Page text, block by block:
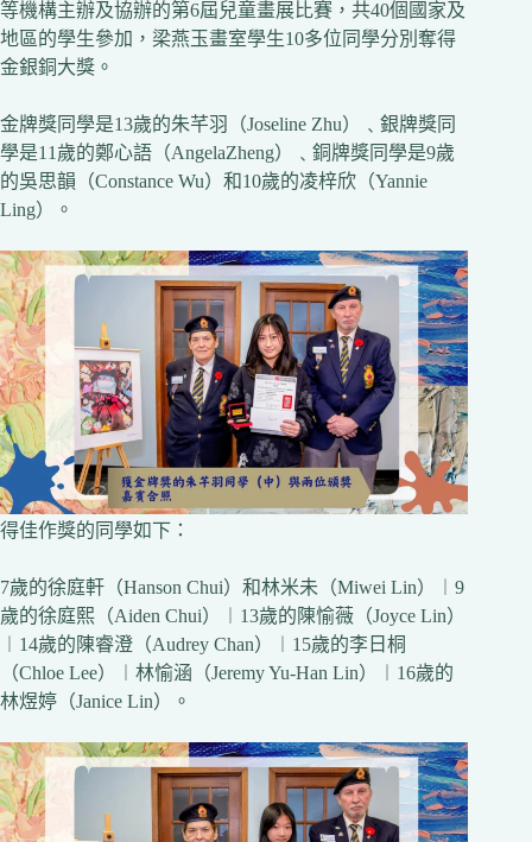
等機構主辦及協辦的第6屆兒童畫展比賽，共40個國家及
地區的學生參加，梁燕玉畫室學生10多位同學分別奪得
金銀銅大獎。
金牌獎同學是13歲的朱芊羽（Joseline Zhu）﹑銀牌獎同
學是11歲的鄭心語（AngelaZheng）﹑銅牌獎同學是9歲
的吳思韻（Constance Wu）和10歲的凌梓欣（Yannie
Ling）。
得佳作獎的同學如下：
7歲的徐庭軒（Hanson Chui）和林米未（Miwei Lin）︱9
歲的徐庭熙（Aiden Chui）︱13歲的陳愉薇（Joyce Lin）
︱14歲的陳睿澄（Audrey Chan）︱15歲的李日桐
（Chloe Lee）︱林愉涵（Jeremy Yu-Han Lin）︱16歲的
林煜婷（Janice Lin）。